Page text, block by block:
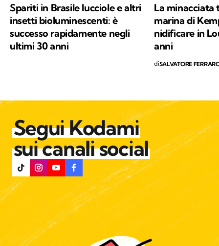
Spariti in Brasile lucciole e altri
insetti bioluminescenti: è
successo rapidamente negli
ultimi 30 anni
La minacciata
marina di
nidificare in
anni
diSALVATORE
Segui Kodami
sui canali social